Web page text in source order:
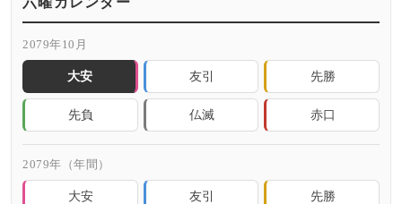
2079年10月
大安 友引 先勝
先負 仏滅 赤口
2079年（年間）
大安 友引 先勝